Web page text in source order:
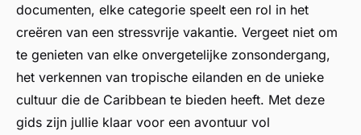
documenten, elke categorie speelt een rol in het
creëren van een stressvrije vakantie. Vergeet niet om
te genieten van elke onvergetelijke zonsondergang,
het verkennen van tropische eilanden en de unieke
cultuur die de Caribbean te bieden heeft. Met deze
gids zijn jullie klaar voor een avontuur vol